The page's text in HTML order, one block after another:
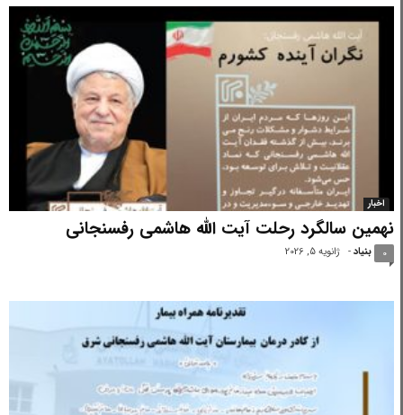
اخبار
نهمین سالگرد رحلت آیت الله هاشمی رفسنجانی
بنیاد - ژانویه 5, 2026 0